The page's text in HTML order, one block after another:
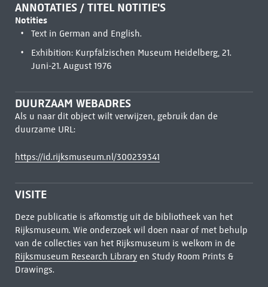
ANNOTATIES / TITEL NOTITIE'S
Notities
Text in German and English.
Exhibition: Kurpfälzischen Museum Heidelberg, 21.
Juni-21. August 1976
DUURZAAM WEBADRES
Als u naar dit object wilt verwijzen, gebruik dan de
duurzame URL:
https://id.rijksmuseum.nl/300239341
VISITE
Deze publicatie is afkomstig uit de bibliotheek van het
Rijksmuseum. Wie onderzoek wil doen naar of met behulp
van de collecties van het Rijksmuseum is welkom in de
Rijksmuseum Research Libraryen Study Room Prints &
Drawings.